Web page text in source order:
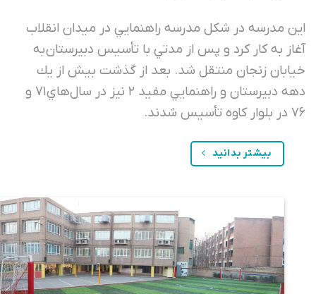
مدرسه در شكل مدرسه راهنمايي در ميدان انقلاب
به كار كرد و پس از مدتي با تأسيس دبيرستان به
زنجان منتقل شد. بعد از گذشت بيش از يك
دهه دبيرستان و راهنمايي مفيد ۲ نيز در سال‌هاي ۷۱ و
بیشتر بدانید